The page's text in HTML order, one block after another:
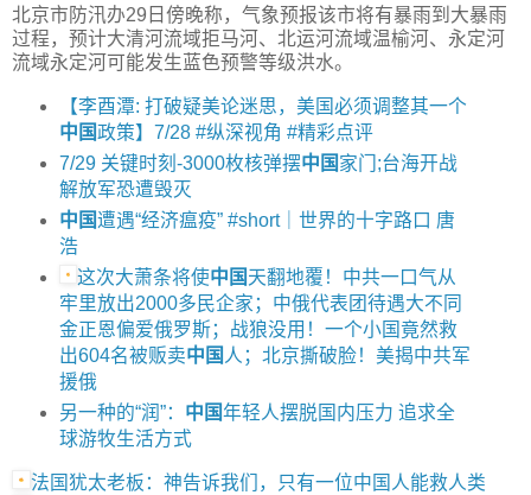
北京市防汛办29日傍晚称，气象预报该市将有暴雨到大暴雨
过程，预计大清河流域拒马河、北运河流域温榆河、永定河
流域永定河可能发生蓝色预警等级洪水。
【李酉潭: 打破疑美论迷思，美国必须调整其一个
中国政策】7/28 #纵深视角 #精彩点评
7/29 关键时刻-3000枚核弹摆中国 家门;台海开战
解放军恐遭毁灭
中国遭遇“经济瘟疫” #short｜世界的十字路口 唐
浩
这次大萧条将使中国 天翻地覆！中共一口气从
牢里放出2000多民企家；中俄代表团待遇大不同
金正恩偏爱俄罗斯；战狼没用！一个小国竟然救
出604名被贩卖中国 人；北京撕破脸！美揭中共军
援俄
另一种的“润”： 中国年轻人摆脱国内压力 追求全
球游牧生活方式
法国犹太老板：神告诉我们，只有一位中国人能救人类